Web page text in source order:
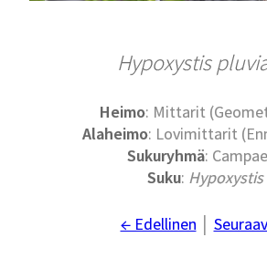
Hypoxystis
Heimo: Mittarit
Alaheimo: Lovimittarit
Sukuryhmä:
Suku: Hypoxystis
← Edellinen